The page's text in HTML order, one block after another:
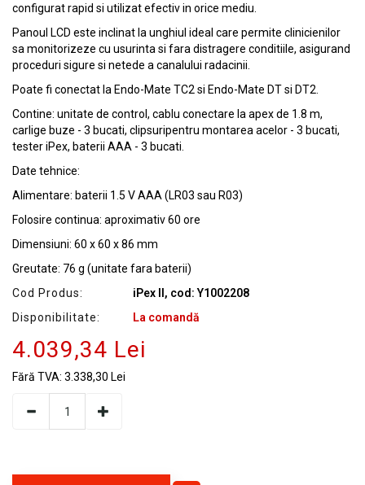
configurat rapid si utilizat efectiv in orice mediu.
Panoul LCD este inclinat la unghiul ideal care permite clinicienilor
sa monitorizeze cu usurinta si fara distragere conditiile, asigurand
proceduri sigure si netede a canalului radacinii.
Poate fi conectat la Endo-Mate TC2 si Endo-Mate DT si DT2.
Contine: unitate de control, cablu conectare la apex de 1.8 m,
carlige buze - 3 bucati, clipsuripentru montarea acelor - 3 bucati,
tester iPex, baterii AAA - 3 bucati.
Date tehnice:
Alimentare: baterii 1.5 V AAA (LR03 sau R03)
Folosire continua: aproximativ 60 ore
Dimensiuni: 60 x 60 x 86 mm
Greutate: 76 g (unitate fara baterii)
Cod Produs:
iPex ll, cod: Y1002208
Disponibilitate:
La comandă
4.039,34 Lei
Fără TVA: 3.338,30 Lei